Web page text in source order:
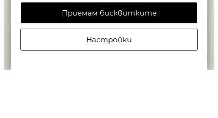
Приемам бисквитките
Настройки